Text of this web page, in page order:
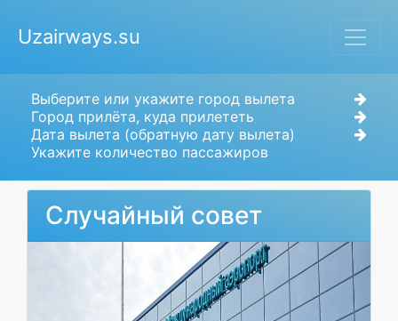
Uzairways.su
Выберите или укажите город вылета
Город прилёта, куда прилететь
Дата вылета (обратную дату вылета)
Укажите количество пассажиров
Случайный совет